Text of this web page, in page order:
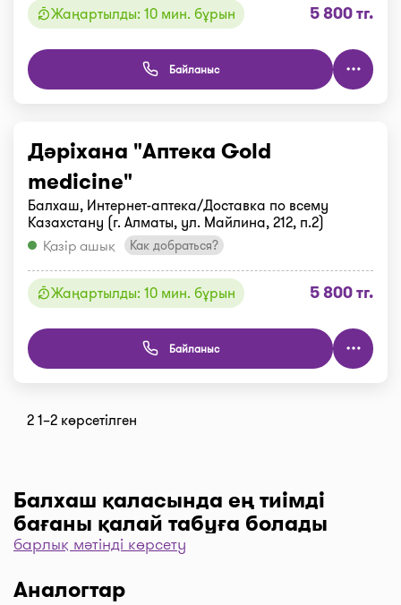
Жаңартылды: 10 мин. бұрын 5 800 тг.
Байланыс
Дәріхана "Аптека Gold
medicine"
Балхаш, Интернет-аптека/Доставка по всему
Казахстану (г. Алматы, ул. Майлина, 212, п.2)
Қазір ашық
Как добраться?
Жаңартылды: 10 мин. бұрын 5 800 тг.
Байланыс
2 1–2 көрсетілген
Балхаш қаласында ең тиімді
бағаны қалай табуға болады
Дәріханаларды баға бойынша іріктеу үшін “Сүзгі”
түймесін, одан әрі “Бағасы бойынша, 1… бастап
барлық мәтінді көрсету
Аналогтар